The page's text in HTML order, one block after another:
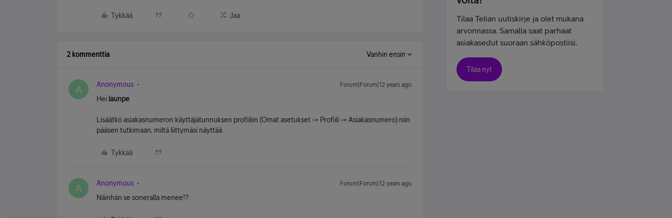
Tykkää Jaa
2 kommenttia Vanhin ensin
A Anonymous Forum|Forum|12 years ago
Hei launpe
Lisäätkö asiakasnumeron käyttäjätunnuksen profiiliin (Omat asetukset -> Profiili -> Asiakasnumero) niin
pääsen tutkimaan, miltä liittymäsi näyttää.
Tykkää
A Anonymous Forum|Forum|12 years ago
Näinhän se soneralla menee!?
Tilaa Telian uutiskirje ja olet mukana
arvonnassa. Samalla saat parhaat
asiakasedut suoraan sähköpostiisi.
Tilaa nyt